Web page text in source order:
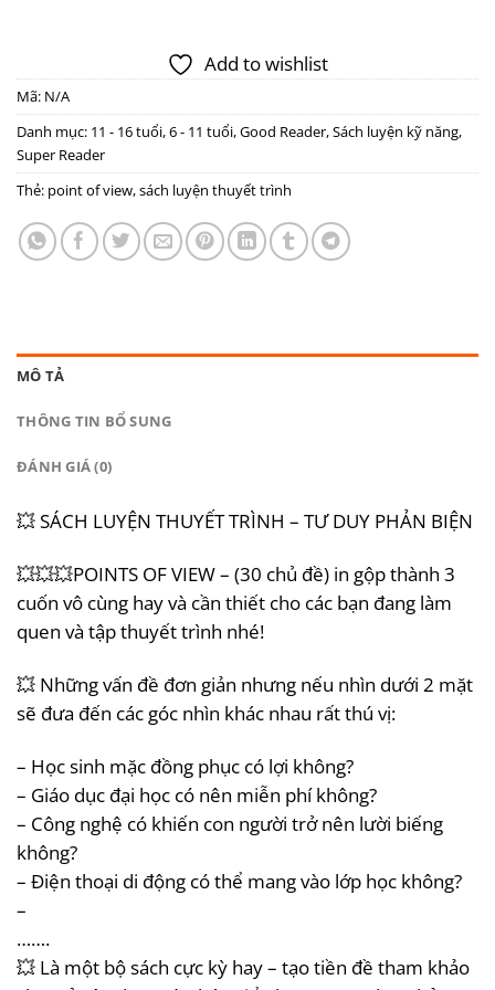
Add to wishlist
Mã: N/A
Danh mục: 11 - 16 tuổi,6 - 11 tuổi,Good Reader,Sách luyện kỹ năng,
Super Reader
Thẻ: point of view,sách luyện thuyết trình
MÔ TẢ
THÔNG TIN BỔ SUNG
ĐÁNH GIÁ (0)
💥 SÁCH LUYỆN THUYẾT TRÌNH – TƯ DUY PHẢN BIỆN
💥💥💥POINTS OF VIEW – (30 chủ đề) in gộp thành 3
cuốn vô cùng hay và cần thiết cho các bạn đang làm
quen và tập thuyết trình nhé!
💥 Những vấn đề đơn giản nhưng nếu nhìn dưới 2 mặt
sẽ đưa đến các góc nhìn khác nhau rất thú vị:
– Học sinh mặc đồng phục có lợi không?
– Giáo dục đại học có nên miễn phí không?
– Công nghệ có khiến con người trở nên lười biếng
không?
– Điện thoại di động có thể mang vào lớp học không?
–
…….
💥 Là một bộ sách cực kỳ hay – tạo tiền đề tham khảo